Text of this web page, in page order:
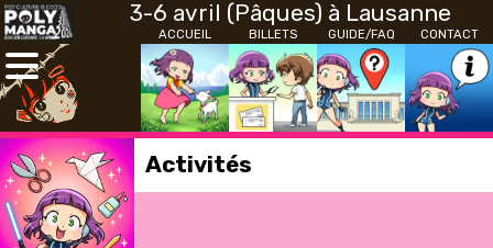
3-6 avril (Pâques) à Lausanne
ACCUEIL BILLETS GUIDE/FAQ CONTACT
Activités